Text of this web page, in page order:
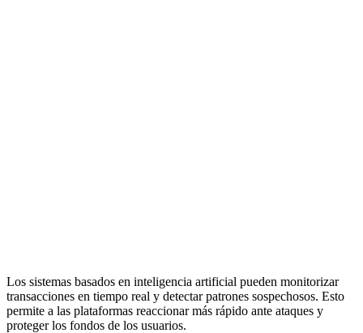
Los sistemas basados en inteligencia artificial pueden monitorizar
transacciones en tiempo real y detectar patrones sospechosos. Esto
permite a las plataformas reaccionar más rápido ante ataques y
proteger los fondos de los usuarios.